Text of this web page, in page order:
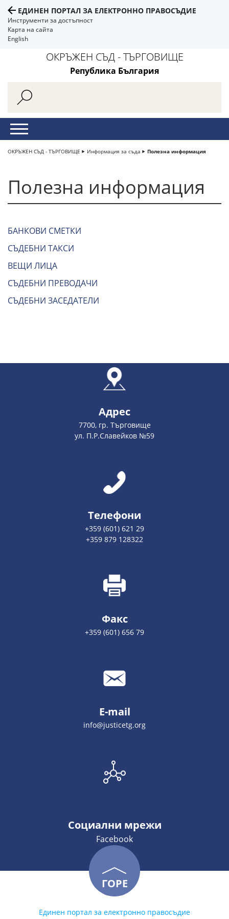
ЕДИНЕН ПОРТАЛ ЗА ЕЛЕКТРОННО ПРАВОСЪДИЕ
Инструменти за достъпност
Карта на сайта
English
ОКРЪЖЕН СЪД - ТЪРГОВИЩЕ
Република България
ОКРЪЖЕН СЪД - ТЪРГОВИЩЕ Информация за съда Полезна информация
Полезна информация
БАНКОВИ СМЕТКИ
СЪДЕБНИ ТАКСИ
ВЕЩИ ЛИЦА
СЪДЕБНИ ПРЕВОДАЧИ
СЪДЕБНИ ЗАСЕДАТЕЛИ
Адрес
7700, гр. Търговище
ул. П.Р.Славейков №59
Телефони
+359 (601) 621 29
+359 879 128322
Факс
+359 (601) 656 79
E-mail
info@justicetg.org
Социални мрежи
Facebook
ГОРЕ
Единен портал за електронно правосъдие